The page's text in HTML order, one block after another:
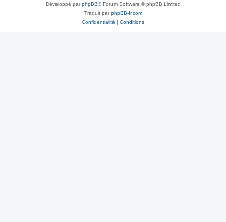
Développé parphpBB® Forum Software © phpBB Limited
Traduit parphpBB-fr.com
Confidentialité | Conditions